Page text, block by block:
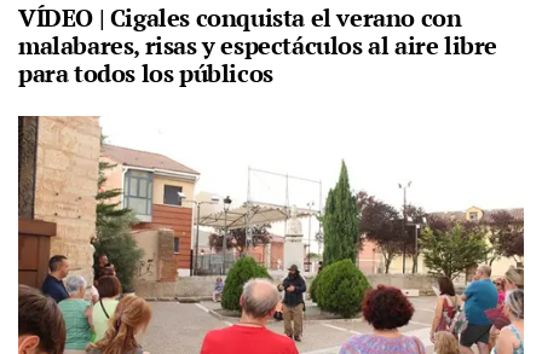
VÍDEO | Cigales conquista el verano con
malabares, risas y espectáculos al aire libre
para todos los públicos